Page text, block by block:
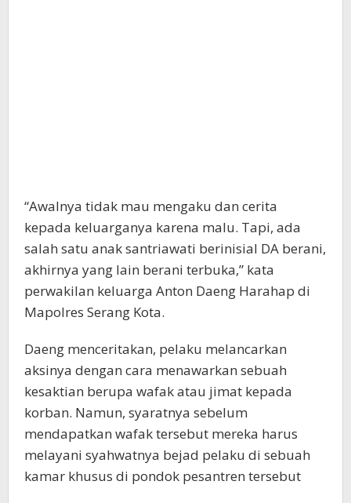
“Awalnya tidak mau mengaku dan cerita
kepada keluarganya karena malu. Tapi, ada
salah satu anak santriawati berinisial DA berani,
akhirnya yang lain berani terbuka,” kata
perwakilan keluarga Anton Daeng Harahap di
Mapolres Serang Kota.
Daeng menceritakan, pelaku melancarkan
aksinya dengan cara menawarkan sebuah
kesaktian berupa wafak atau jimat kepada
korban. Namun, syaratnya sebelum
mendapatkan wafak tersebut mereka harus
melayani syahwatnya bejad pelaku di sebuah
kamar khusus di pondok pesantren tersebut